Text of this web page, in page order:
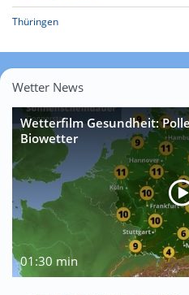
Thüringen
Wetter News
Wetterfilm Gesundheit:
Biowetter
01:30 min